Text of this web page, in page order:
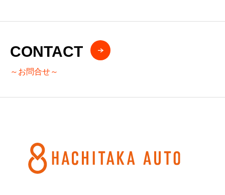
CONTACT
～お問合せ～